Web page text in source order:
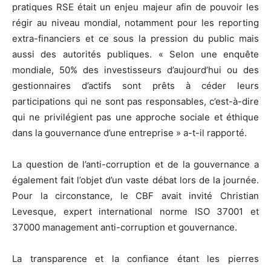
pratiques RSE était un enjeu majeur afin de pouvoir les
régir au niveau mondial, notamment pour les reporting
extra-financiers et ce sous la pression du public mais
aussi des autorités publiques. « Selon une enquête
mondiale, 50% des investisseurs d’aujourd’hui ou des
gestionnaires d’actifs sont prêts à céder leurs
participations qui ne sont pas responsables, c’est-à-dire
qui ne privilégient pas une approche sociale et éthique
dans la gouvernance d’une entreprise » a-t-il rapporté.
La question de l’anti-corruption et de la gouvernance a
également fait l’objet d’un vaste débat lors de la journée.
Pour la circonstance, le CBF avait invité Christian
Levesque, expert international norme ISO 37001 et
37000 management anti-corruption et gouvernance.
La transparence et la confiance étant les pierres